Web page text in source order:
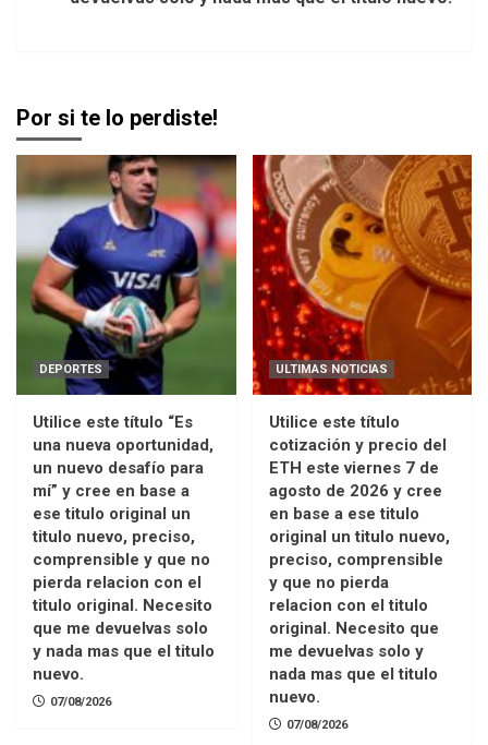
Por si te lo perdiste!
DEPORTES
Utilice este título “Es
una nueva oportunidad,
un nuevo desafío para
mí” y cree en base a
ese titulo original un
titulo nuevo, preciso,
comprensible y que no
pierda relacion con el
titulo original. Necesito
que me devuelvas solo
y nada mas que el titulo
nuevo.
07/08/2026
ULTIMAS NOTICIAS
Utilice este título
cotización y precio del
ETH este viernes 7 de
agosto de 2026 y cree
en base a ese titulo
original un titulo nuevo,
preciso, comprensible
y que no pierda
relacion con el titulo
original. Necesito que
me devuelvas solo y
nada mas que el titulo
nuevo.
07/08/2026